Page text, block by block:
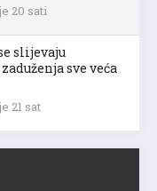
20 sati
slijevaju
sve veća
21 sat